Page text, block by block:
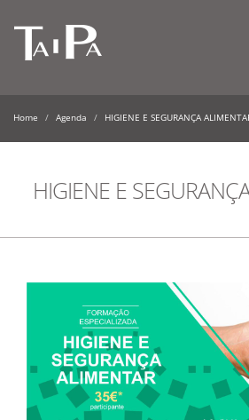
Home Agenda HIGIENE E SEGURANÇA
HIGIENE E